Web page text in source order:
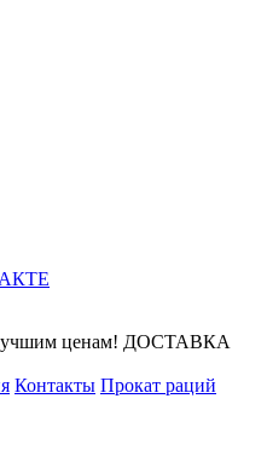
ценам! ДОСТАВКА
Контакты Прокат раций